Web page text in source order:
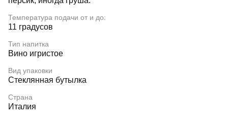
Температура подачи от и до:
11 градусов
Тип напитка
Вино игристое
Вид упаковки
Стеклянная бутылка
Страна
Италия